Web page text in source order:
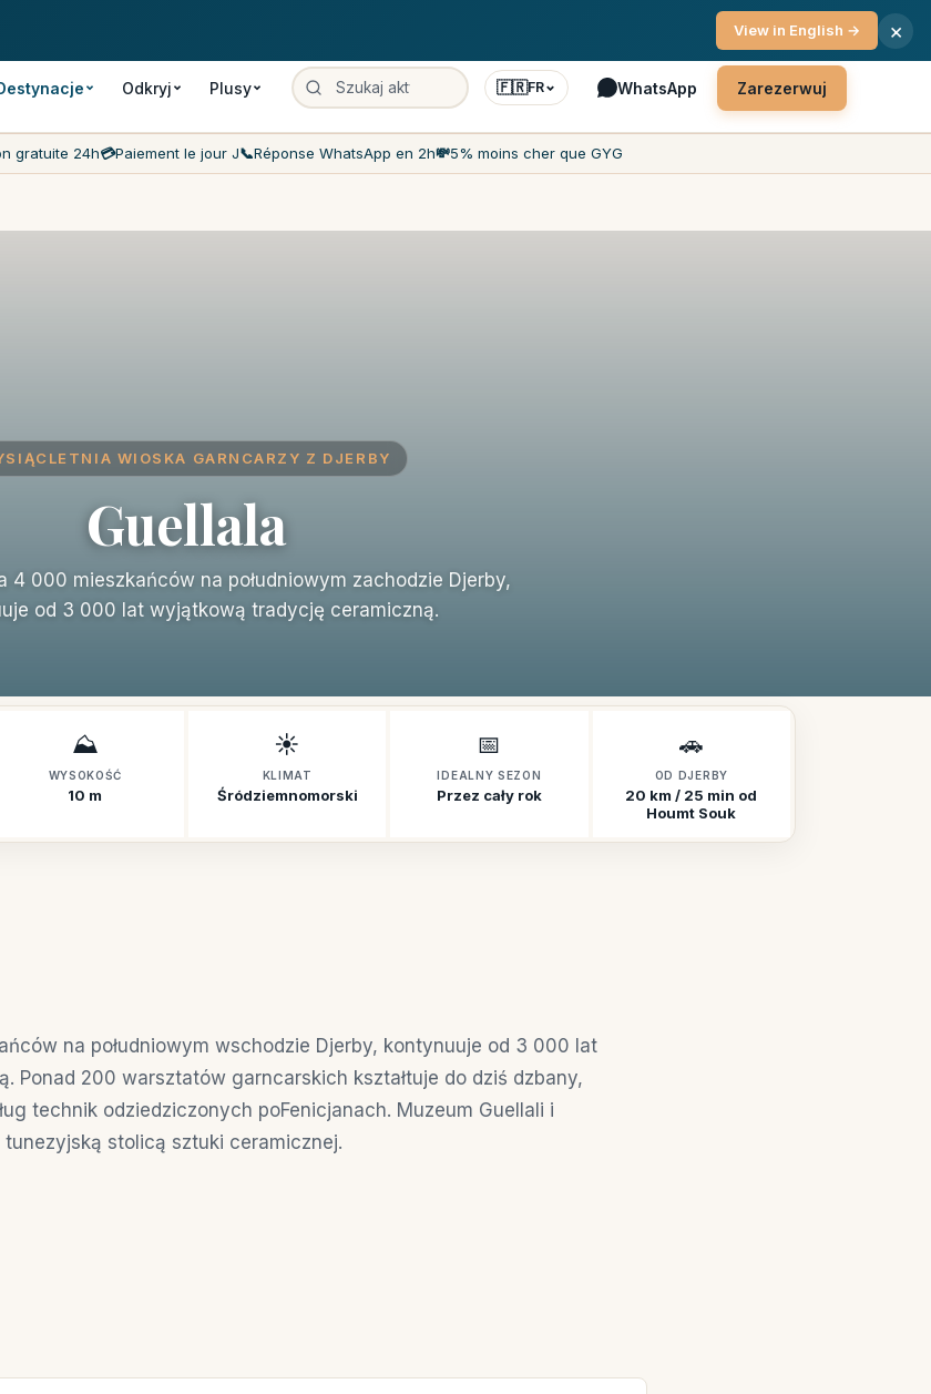
Odkryj Plusy 🇫🇷FR WhatsApp Zarezerwuj
gratuite 24h💳Paiement le jour J📞Réponse WhatsApp en 2h💸5% moins cher que GYG
WIOSKA GARNCARZY Z DJERBY
Guellala
4 000 mieszkańców na południowym zachodzie Djerby,
od 3 000 lat wyjątkową tradycję ceramiczną.
⛰️
WYSOKOŚĆ
10 m
☀️
KLIMAT
Śródziemnomorski
📅
IDEALNY SEZON
Przez cały rok
🚗
OD DJERBY
20 km / 25 min od
Houmt Souk
na południowym wschodzie Djerby, kontynuuje od 3 000 lat
Ponad 200 warsztatów garncarskich kształtuje do dziś dzbany,
technik odziedziczonych poFenicjanach. Muzeum Guellali i
stolicą sztuki ceramicznej.
View in English → ×